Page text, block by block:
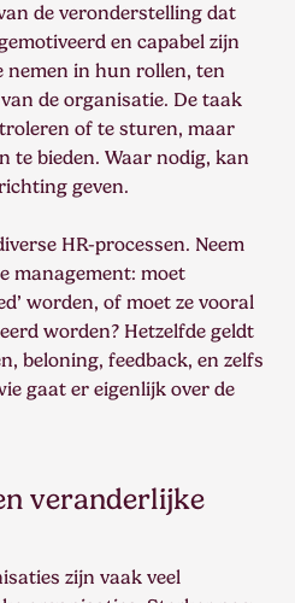
de veronderstelling dat
en capabel zijn
nemen in hun rollen, ten
de organisatie. De taak
of te sturen, maar
te bieden. Waar nodig, kan
geven.
HR-processen. Neem
management: moet
worden, of moet ze vooral
worden? Hetzelfde geldt
beloning, feedback, en zelfs
gaat er eigenlijk over de
veranderlijke
zijn vaak veel